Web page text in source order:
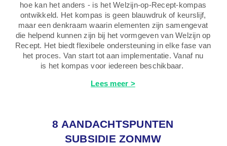
hoe kan het anders - is het Welzijn-op-Recept-kompas
ontwikkeld. Het kompas is geen blauwdruk of keurslijf,
maar een denkraam waarin elementen zijn samengevat
die helpend kunnen zijn bij het vormgeven van Welzijn op
Recept. Het biedt flexibele ondersteuning in elke fase van
het proces. Van start tot aan implementatie. Vanaf nu
is het kompas voor iedereen beschikbaar.
Lees meer >
8 AANDACHTSPUNTEN
SUBSIDIE ZONMW